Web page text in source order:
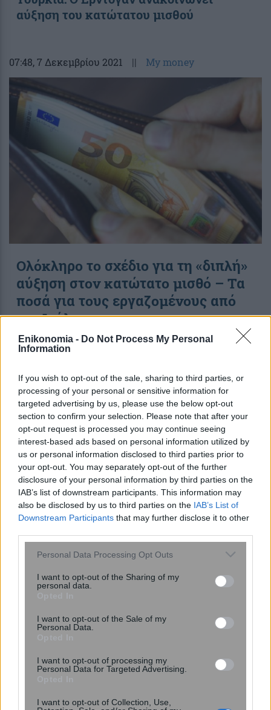
Enikonomia - Do Not Process My Personal
Information
If you wish to opt-out of the sale, sharing to third parties, or
processing of your personal or sensitive information for
targeted advertising by us, please use the below opt-out
section to confirm your selection. Please note that after your
opt-out request is processed you may continue seeing
interest-based ads based on personal information utilized by
us or personal information disclosed to third parties prior to
your opt-out. You may separately opt-out of the further
disclosure of your personal information by third parties on the
IAB’s list of downstream participants. This information may
also be disclosed by us to third parties on the IAB’s List of
Downstream Participants that may further disclose it to other
Please note that this website/app uses one or more Google
not limited to your visit or usage behaviour. You may click to
grant or deny consent to Google and its third-party tags to
consent section.
Personal Data Processing Opt Outs
I want to opt-out of the Sharing of my
personal data.
I want to opt-out of the Sale of my
Personal Data.
I want to opt-out of processing my
Personal Data for Targeted Advertising.
I want to opt-out of Collection, Use,
αύξηση του κατώτατου μισθού
07:48, 7 Δεκεμβρίου 2021 || My money
Ολόκληρο το σχέδιο για τη «διπλή»
αύξηση στον κατώτατο μισθό – Τα
ποσά για τους εργαζομένους από
τον Ιούλιο
Κυριάκος Μητσοτάκης: Δεύτερη αύξηση
του κατώτατου μισθού εντός του 2022